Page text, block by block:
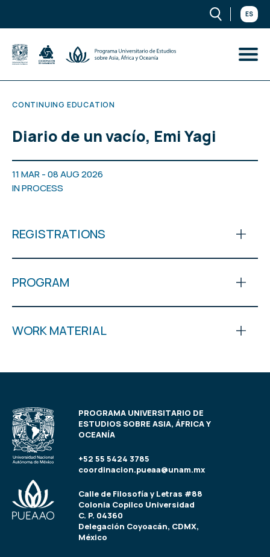
ES
CONTINUING EDUCATION
Diario de un vacío, Emi Yagi
11 MAR - 08 AUG 2026
IN PROCESS
REGISTRATIONS
PROGRAM
WORK MATERIAL
PROGRAMA UNIVERSITARIO DE
ESTUDIOS SOBRE ASIA, ÁFRICA Y
OCEANÍA
+52 55 5424 3785
coordinacion.pueaa@unam.mx
Calle de Filosofía y Letras #88
Colonia Copilco Universidad
C. P. 04360
Delegación Coyoacán, CDMX,
México